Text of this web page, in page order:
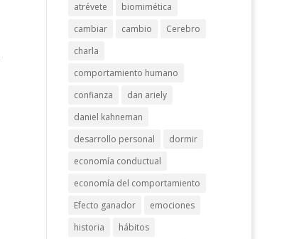
atrévete
biomimética
cambiar
cambio
Cerebro
charla
comportamiento humano
confianza
dan ariely
daniel kahneman
desarrollo personal
dormir
economía conductual
economía del comportamiento
Efecto ganador
emociones
historia
hábitos